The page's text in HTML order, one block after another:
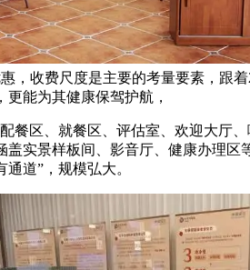
，收费尺度是主要的考量要素，跟
能为其健康保驾护航，
区、就餐区、评估室、欢迎大厅
实景样板间、影音厅、健康办理
道”，规模弘大。